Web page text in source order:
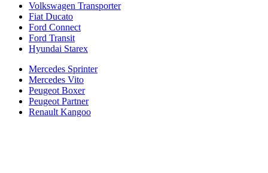
Volkswagen Transporter
Fiat Ducato
Ford Connect
Ford Transit
Hyundai Starex
Mercedes Sprinter
Mercedes Vito
Peugeot Boxer
Peugeot Partner
Renault Kangoo